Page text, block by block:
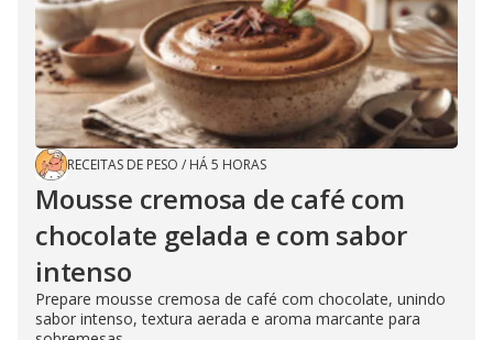
RECEITAS DE PESO / HÁ 5 HORAS
Mousse cremosa de café com
chocolate gelada e com sabor
intenso
Prepare mousse cremosa de café com chocolate, unindo
sabor intenso, textura aerada e aroma marcante para